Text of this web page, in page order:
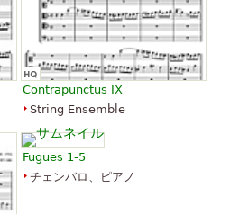
Contrapunctus IX
String Ensemble
Fugues 1-5
チェンバロ、ピアノ